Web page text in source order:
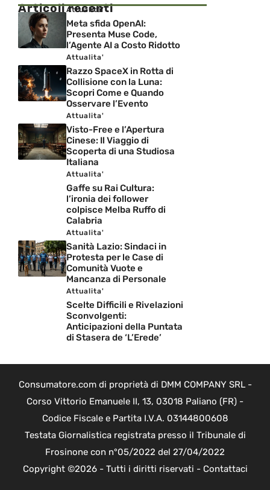
Articoli recenti
Attualita'
Meta sfida OpenAI:
Presenta Muse Code,
l’Agente AI a Costo Ridotto
Attualita'
Razzo SpaceX in Rotta di
Collisione con la Luna:
Scopri Come e Quando
Osservare l’Evento
Attualita'
Visto-Free e l’Apertura
Cinese: Il Viaggio di
Scoperta di una Studiosa
Italiana
Attualita'
Gaffe su Rai Cultura:
l’ironia dei follower
colpisce Melba Ruffo di
Calabria
Attualita'
Sanità Lazio: Sindaci in
Protesta per le Case di
Comunità Vuote e
Mancanza di Personale
Attualita'
Scelte Difficili e Rivelazioni
Sconvolgenti:
Anticipazioni della Puntata
di Stasera de ‘L’Erede’
Consumatore.com di proprietà di DMM COMPANY SRL -
Corso Vittorio Emanuele II, 13, 03018 Paliano (FR) -
Codice Fiscale e Partita I.V.A. 03144800608
Testata Giornalistica registrata presso il Tribunale di
Frosinone con n°05/2022 del 27/04/2022
Copyright ©2026 - Tutti i diritti riservati - Contattaci